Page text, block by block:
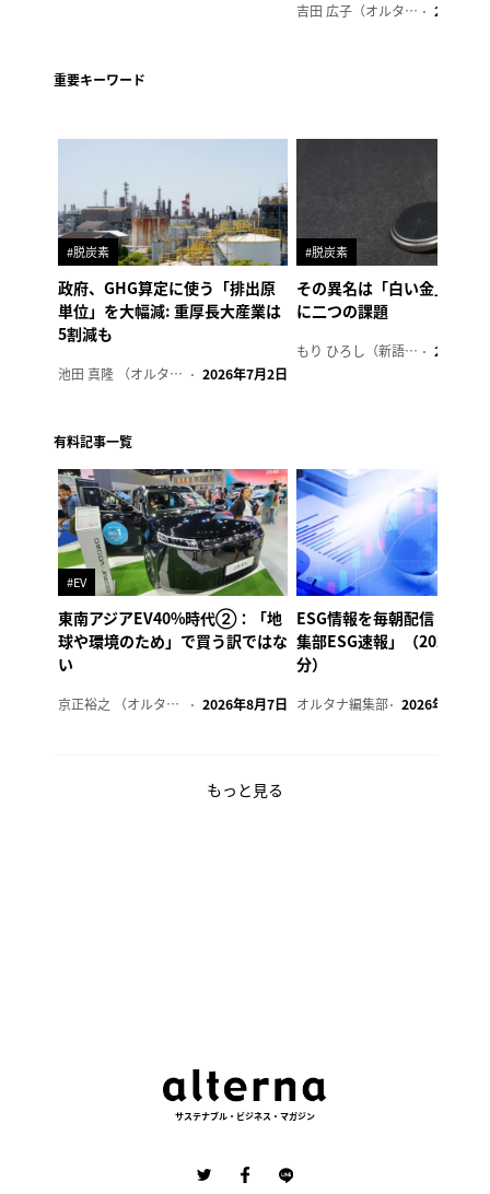
吉田 広子（オルタナ輪番編集長） 2026年6
重要キーワード
#脱炭素
政府、GHG算定に使う「排出原
単位」を大幅減: 重厚長大産業は
5割減も
池田 真隆 （オルタナ輪番編集長） 2026年7月2日
#脱炭素
その異名は「白い金」、リ
に二つの課題
もり ひろし（新語ウォッチャー） 2023年7
有料記事一覧
#EV
東南アジアEV40%時代②：「地
球や環境のため」で買う訳ではな
い
京正裕之 （オルタナ副編集長） 2026年8月7日
ESG情報を毎朝配信「オル
集部ESG速報」（2026年8
分）
オルタナ編集部 2026年8月7日
もっと見る
サステナブル・ビジネス・マガジン